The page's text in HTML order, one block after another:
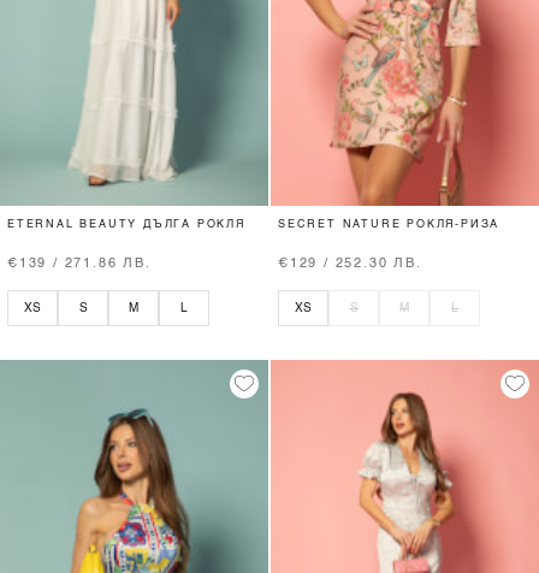
ETERNAL BEAUTY ДЪЛГА РОКЛЯ
€139 / 271.86 ЛВ.
XS S M
SECRET NATURE РОКЛЯ-РИЗА
€129 / 252.30 ЛВ.
XS S M L